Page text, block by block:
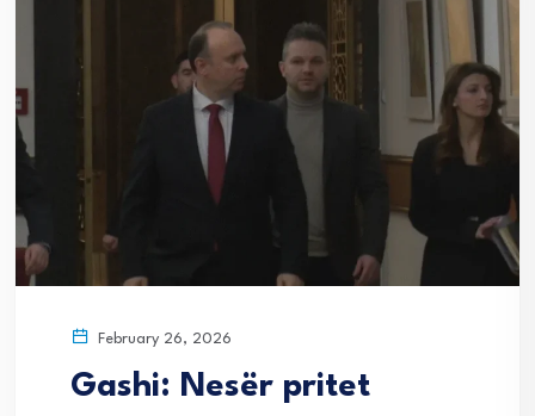
February 26, 2026
Gashi: Nesër pritet